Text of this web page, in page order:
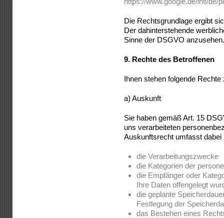
Die Rechtsgrundlage ergibt
Der dahinterstehende
Sinne der DSGVO anzusehen.
9. Rechte des Betroffenen
Ihnen stehen folgende Rechte
a) Auskunft
Sie haben gemäß Art. 15
uns verarbeiteten
Auskunftsrecht umfasst dabei
die Verarbeitungszwecke
die Kategorien der
die Empfänger oder
Ihre Daten offengelegt
die geplante
Festlegung der
das Bestehen eines